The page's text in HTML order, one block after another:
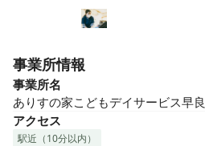
事業所情報
事業所名
ありすの家こどもデイサービス早良
アクセス
駅近（10分以内）